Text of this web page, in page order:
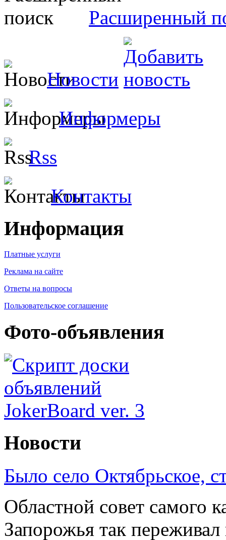
Расширенный
Новости
Информеры
Rss
Контакты
Информация
Платные услуги
Реклама на сайте
Ответы на вопросы
Пользовательское соглашение
Фото-объявления
Новости
Было село Октябрьское,
Областной совет самого
Запорожья так